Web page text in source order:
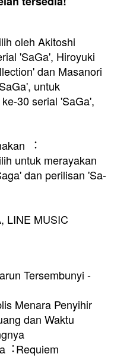
oleh Akitoshi
'SaGa', Hiroyuki
dan Masanori
untuk
30 serial 'SaGa',
︓
untuk merayakan
dan perilisan 'Sa-
LINE MUSIC
Tersembunyi -
Menara Penyihir
dan Waktu